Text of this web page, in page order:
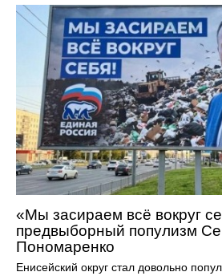
«Мы засираем всё вокруг
предвыборный популизм
Пономаренко
Енисейский округ стал довольно